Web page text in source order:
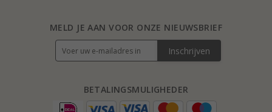
BETALINGSMULIGHEDER
MELD JE AAN VOOR ONZE NIEUWSBRIEF
Inschrijven